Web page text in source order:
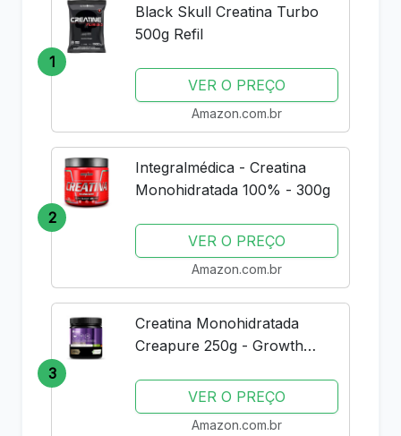
1
Black Skull Creatina Turbo
500g Refil
VER O PREÇO
Amazon.com.br
2
Integralmédica - Creatina
Monohidratada 100% - 300g
VER O PREÇO
Amazon.com.br
3
Creatina Monohidratada
Creapure 250g - Growth
VER O PREÇO
Amazon.com.br